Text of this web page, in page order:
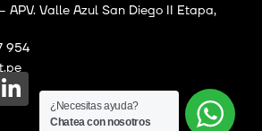
APV. Valle Azul San Diego II Etapa,
954
L
i
¿Necesitas ayuda?
Chatea con nosotros